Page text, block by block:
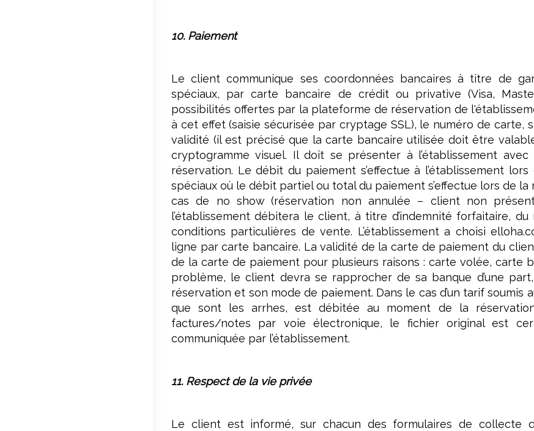
10. Paiement
Le client communique ses coordonnées bancaires à titre de
spéciaux, par carte bancaire de crédit ou privative (Visa,
possibilités offertes par la plateforme de réservation de
à cet effet (saisie sécurisée par cryptage SSL), le numéro de carte,
validité (il est précisé que la carte bancaire utilisée doit être
cryptogramme visuel. Il doit se présenter à l’établissement
réservation. Le débit du paiement s’effectue à l’établissement
spéciaux où le débit partiel ou total du paiement s’effectue lors de la
cas de no show (réservation non annulée – client non
l’établissement débitera le client, à titre d’indemnité forfaitaire,
conditions particulières de vente. L’établissement a choisi
ligne par carte bancaire. La validité de la carte de paiement du
de la carte de paiement pour plusieurs raisons : carte volée, carte
problème, le client devra se rapprocher de sa banque d’une
réservation et son mode de paiement. Dans le cas d’un tarif soumis
que sont les arrhes, est débitée au moment de la
factures/notes par voie électronique, le fichier original est
communiquée par l’établissement.
11. Respect de la vie privée
Le client est informé, sur chacun des formulaires de collecte